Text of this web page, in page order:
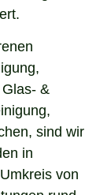
&
sind wir
in
von